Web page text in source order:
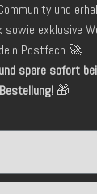
und
sowie exklusive
Postfach 🚀
spare sofort
Bestellung!🎁